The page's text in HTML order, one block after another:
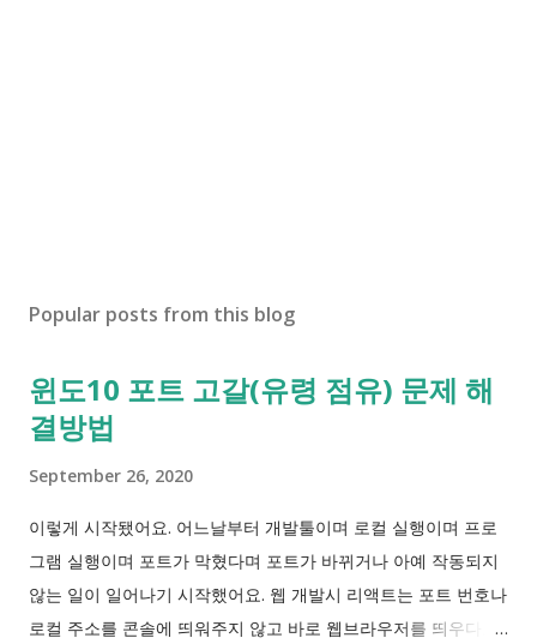
Popular posts from this blog
윈도10 포트 고갈(유령 점유) 문제 해
결방법
September 26, 2020
이렇게 시작됐어요. 어느날부터 개발툴이며 로컬 실행이며 프로
그램 실행이며 포트가 막혔다며 포트가 바뀌거나 아예 작동되지
않는 일이 일어나기 시작했어요. 웹 개발시 리액트는 포트 번호나
로컬 주소를 콘솔에 띄워주지 않고 바로 웹브라우저를 띄우다보